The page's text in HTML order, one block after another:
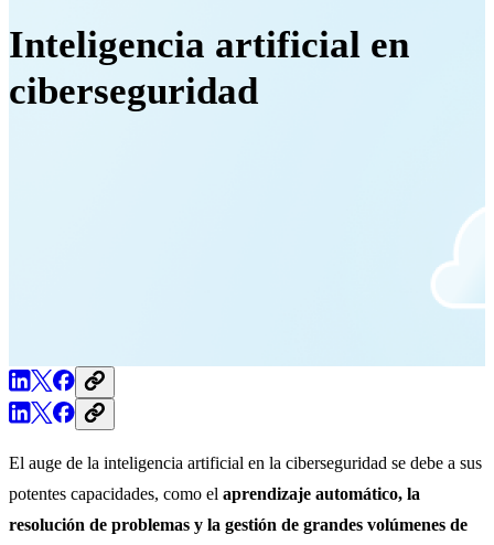
Inteligencia artificial en
ciberseguridad
El auge de la inteligencia artificial en la ciberseguridad se debe a sus
potentes capacidades, como el aprendizaje automático, la
resolución de problemas y la gestión de grandes volúmenes de